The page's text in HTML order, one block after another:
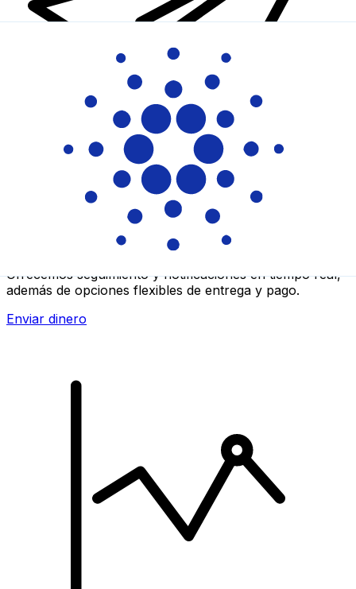
Transferencias de dinero internacionales Xe
Ofrecemos seguimiento y notificaciones en tiempo real,
además de opciones flexibles de entrega y pago.
Enviar dinero